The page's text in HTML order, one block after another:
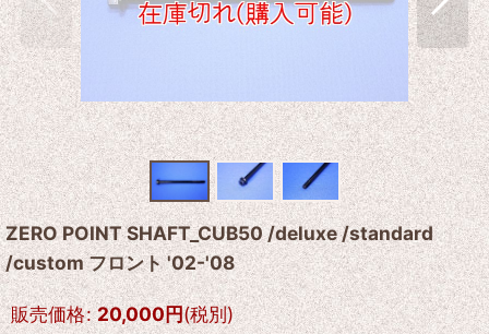
ZERO POINT SHAFT_CUB50 /deluxe /standard
/custom フロント '02-'08
販売価格: 20,000円(税別)